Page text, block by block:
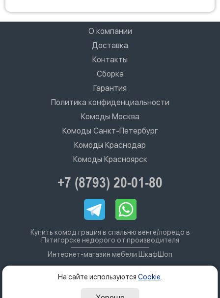
О компании
Доставка
Контакты
Сборка
Гарантия
Политика конфиденциальности
Комоды Москва
Комоды Санкт-Петербург
Комоды Краснодар
Комоды Красноярск
+7 (8793) 20-01-80
Купить комод грация в спальню венге/лоредо в
Пятигорске недорого от производителя
Интернет-магазин мебели ШкафШоп
На сайте используются Cookie